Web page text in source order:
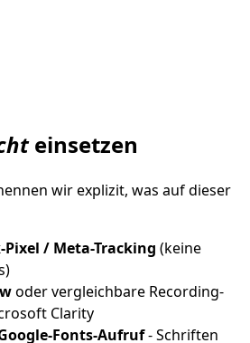
einsetzen
wir explizit, was auf dieser
Pixel / Meta-Tracking (keine
oder vergleichbare Recording-
Clarity
Fonts-Aufruf- Schriften